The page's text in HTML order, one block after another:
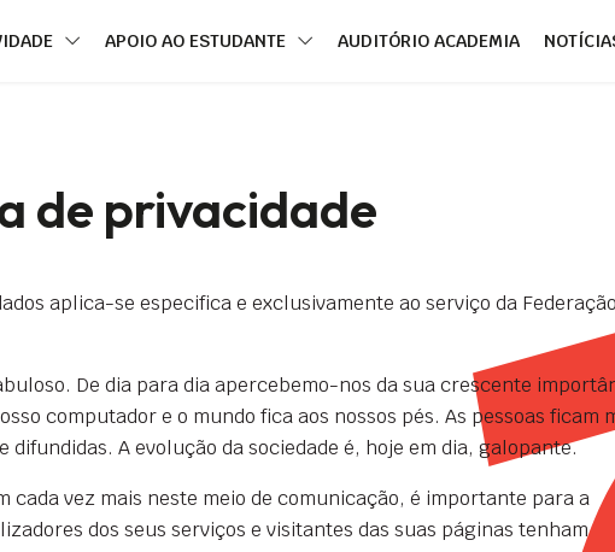
APOIO AO ESTUDANTE AUDITÓRIO ACADEMIA
de privacidade
aplica-se especifica e exclusivamente ao serviço da Federação
De dia para dia apercebemo-nos da sua crescente
computador e o mundo fica aos nossos pés. As pessoas ficam
A evolução da sociedade é, hoje em dia, galopante.
cada vez mais neste meio de comunicação, é importante para a
dos seus serviços e visitantes das suas páginas tenham